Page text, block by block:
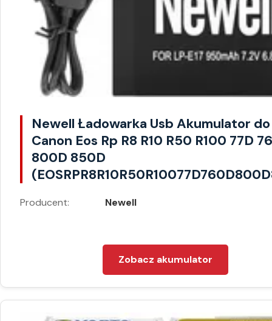
Newell Ładowarka Usb Akumulator do
Canon Eos Rp R8 R10 R50 R100 77D
800D 850D
Producent: Newell
Zobacz akumulator